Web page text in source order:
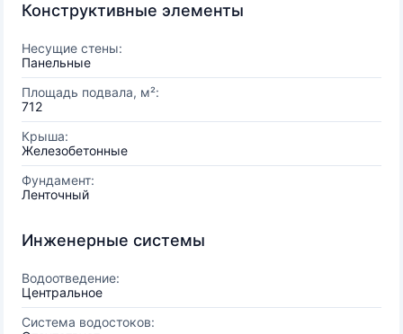
Конструктивные элементы
Несущие стены:
Панельные
Площадь подвала, м²:
712
Крыша:
Железобетонные
Фундамент:
Ленточный
Инженерные системы
Водоотведение:
Центральное
Система водостоков: